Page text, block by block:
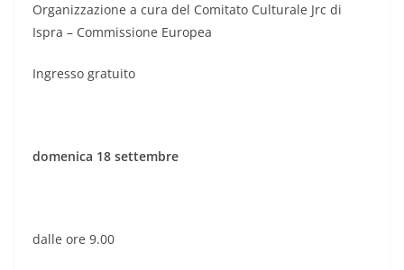
Organizzazione a cura del Comitato Culturale Jrc di
Ispra – Commissione Europea
Ingresso gratuito
domenica 18 settembre
dalle ore 9.00